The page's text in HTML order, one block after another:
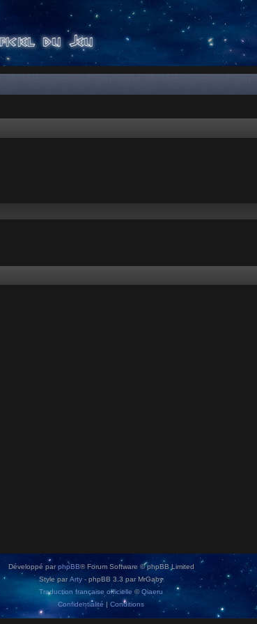
Développé parphpBB® Forum Software © phpBB Limited
Style par Arty - phpBB 3.3 par MrGaby
Traduction française officielle ©Qiaeru
Confidentialité | Conditions